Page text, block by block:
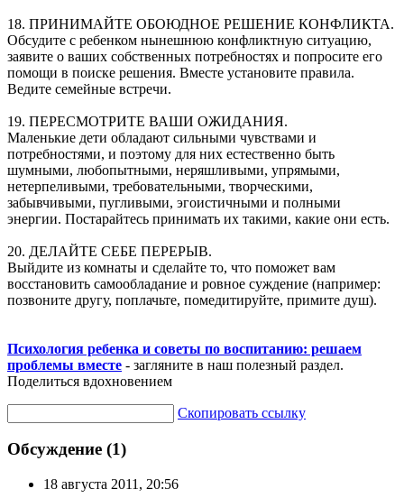
18. ПРИНИМАЙТЕ ОБОЮДНОЕ РЕШЕНИЕ КОНФЛИКТА.
Обсудите с ребенком нынешнюю конфликтную ситуацию,
заявите о ваших собственных потребностях и попросите его
помощи в поиске решения. Вместе установите правила.
Ведите семейные встречи.
19. ПЕРЕСМОТРИТЕ ВАШИ ОЖИДАНИЯ.
Маленькие дети обладают сильными чувствами и
потребностями, и поэтому для них естественно быть
шумными, любопытными, неряшливыми, упрямыми,
нетерпеливыми, требовательными, творческими,
забывчивыми, пугливыми, эгоистичными и полными
энергии. Постарайтесь принимать их такими, какие они есть.
20. ДЕЛАЙТЕ СЕБЕ ПЕРЕРЫВ.
Выйдите из комнаты и сделайте то, что поможет вам
восстановить самообладание и ровное суждение (например:
позвоните другу, поплачьте, помедитируйте, примите душ).
Психология ребенка и советы по воспитанию: решаем
проблемы вместе - загляните в наш полезный раздел.
Поделиться вдохновением
Скопировать ссылку
Обсуждение (1)
18 августа 2011, 20:56